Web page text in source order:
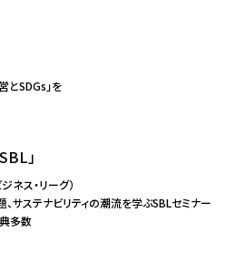
とSDGs」を
」
ネス・リーグ）
サステナビリティの潮流を学ぶSBLセミナー
多数